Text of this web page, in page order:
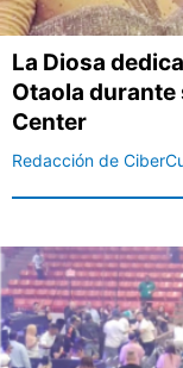
La Diosa
Otaola
Center
Redacción de